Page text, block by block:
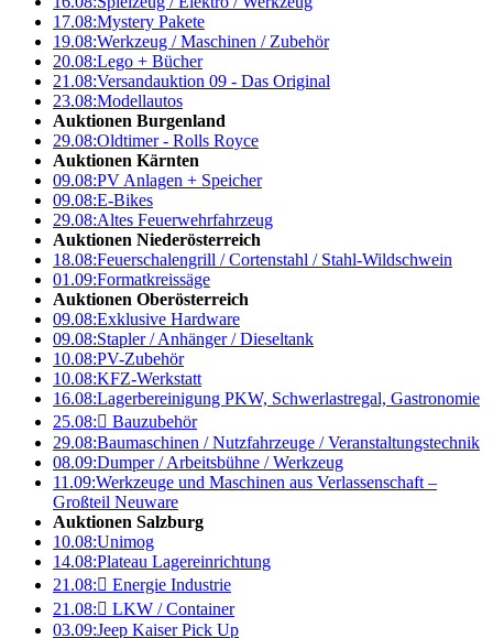
17.08:Mystery Pakete
19.08:Werkzeug / Maschinen / Zubehör
20.08:Lego + Bücher
21.08:Versandauktion 09 - Das Original
23.08:Modellautos
Auktionen Burgenland
29.08:Oldtimer - Rolls Royce
Auktionen Kärnten
09.08:PV Anlagen + Speicher
09.08:E-Bikes
29.08:Altes Feuerwehrfahrzeug
Auktionen Niederösterreich
18.08:Feuerschalengrill / Cortenstahl / Stahl-Wildschwein
01.09:Formatkreissäge
Auktionen Oberösterreich
09.08:Exklusive Hardware
09.08:Stapler / Anhänger / Dieseltank
10.08:PV-Zubehör
10.08:KFZ-Werkstatt
16.08:Lagerbereinigung PKW, Schwerlastregal, Gastronomie
25.08: Bauzubehör
29.08:Baumaschinen / Nutzfahrzeuge / Veranstaltungstechnik
08.09:Dumper / Arbeitsbühne / Werkzeug
11.09:Werkzeuge und Maschinen aus Verlassenschaft –
Großteil Neuware
Auktionen Salzburg
10.08:Unimog
14.08:Plateau Lagereinrichtung
21.08: Energie Industrie
21.08: LKW / Container
03.09:Jeep Kaiser Pick Up